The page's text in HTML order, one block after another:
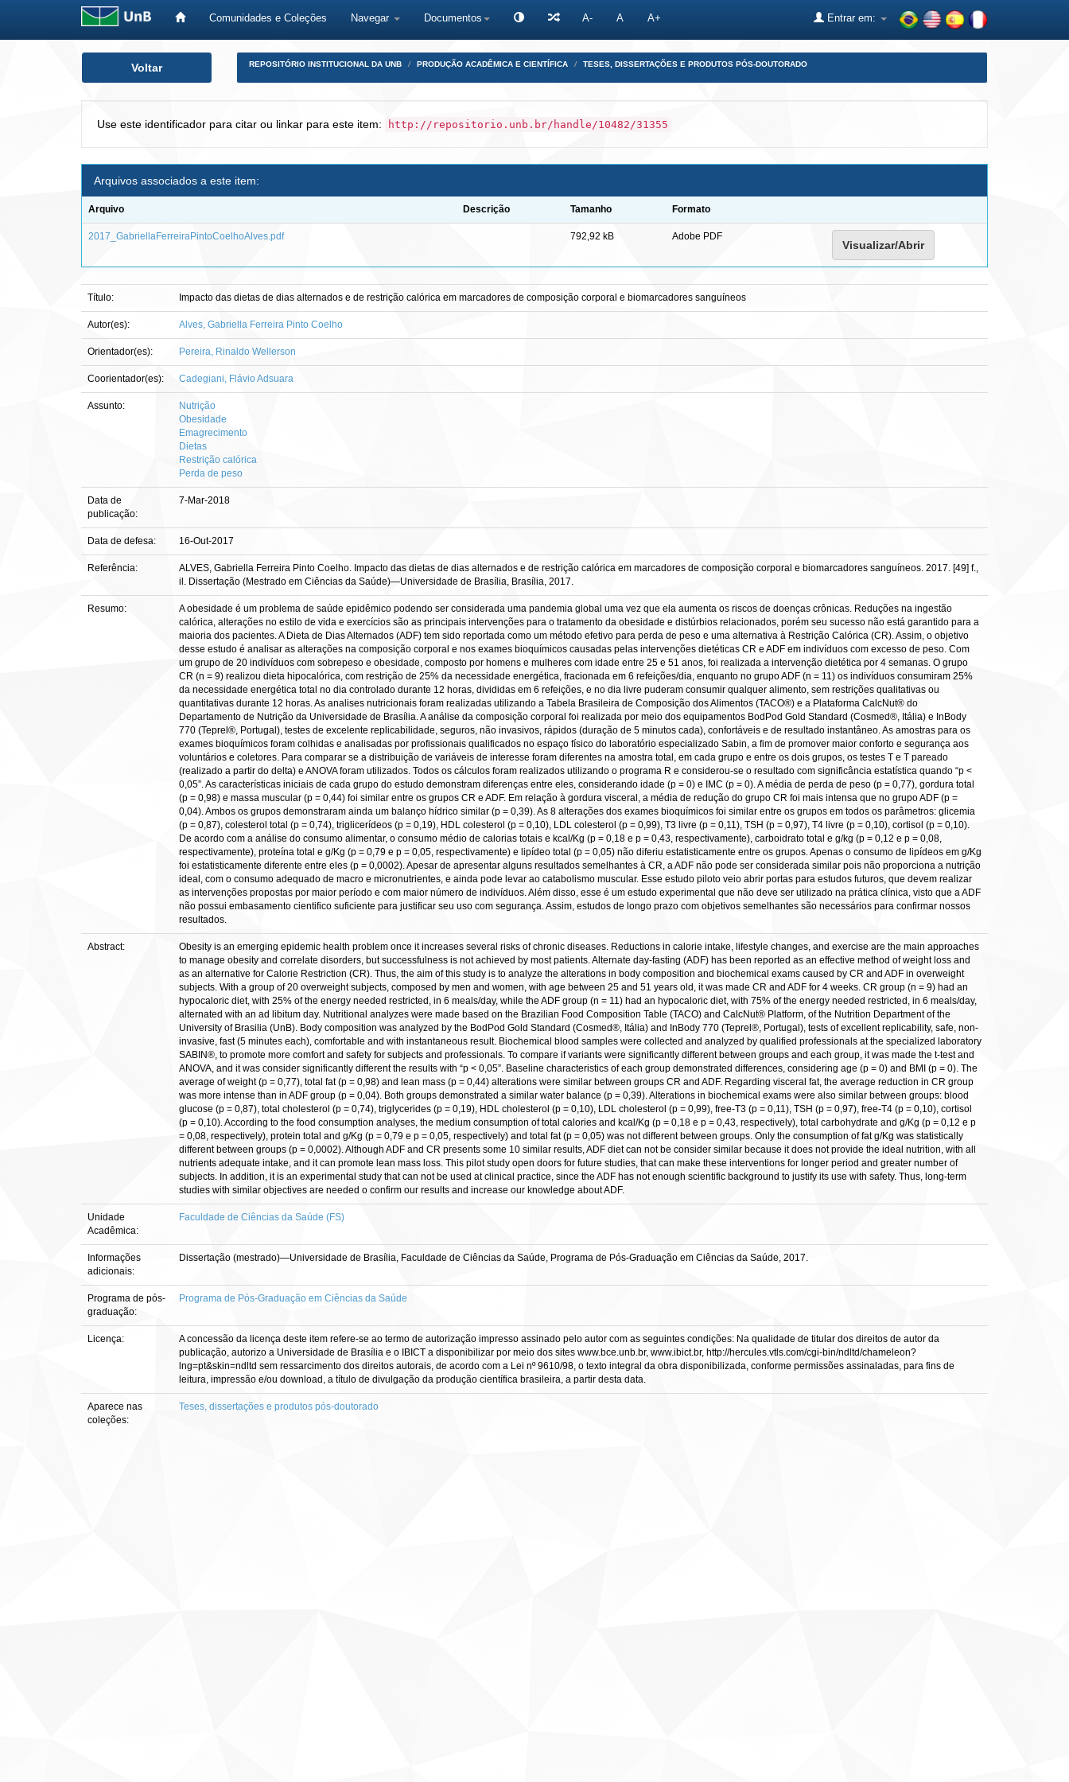
Comunidades e Coleções Navegar Documentos A- A A+ Entrar em:
Voltar REPOSITÓRIO INSTITUCIONAL DA UNB PRODUÇÃO ACADÊMICA E CIENTÍFICA TESES, DISSERTAÇÕES E PRODUTOS PÓS-DOUTORADO
Use este identificador para citar ou linkar para este item: http://repositorio.unb.br/handle/10482/31355
Arquivos associados a este item:
Arquivo Descrição Tamanho Formato
2017_GabriellaFerreiraPintoCoelhoAlves.pdf 792,92 kB Adobe PDF
Visualizar/Abrir
Título: Impacto das dietas de dias alternados e de restrição calórica em marcadores de composição corporal e biomarcadores sanguíneos
Autor(es): Alves, Gabriella Ferreira Pinto Coelho
Orientador(es): Pereira, Rinaldo Wellerson
Coorientador(es): Cadegiani, Flávio Adsuara
Assunto:
Nutrição
Obesidade
Emagrecimento
Dietas
Restrição calórica
Perda de peso
Data de
publicação:
7-Mar-2018
Data de defesa: 16-Out-2017
Referência:
ALVES, Gabriella Ferreira Pinto Coelho. Impacto das dietas de dias alternados e de restrição calórica em marcadores de composição corporal e biomarcadores sanguíneos. 2017. [49] f.,
il. Dissertação (Mestrado em Ciências da Saúde)—Universidade de Brasília, Brasília, 2017.
Resumo:
A obesidade é um problema de saúde epidêmico podendo ser considerada uma pandemia global uma vez que ela aumenta os riscos de doenças crônicas. Reduções na ingestão
calórica, alterações no estilo de vida e exercícios são as principais intervenções para o tratamento da obesidade e distúrbios relacionados, porém seu sucesso não está garantido para a
maioria dos pacientes. A Dieta de Dias Alternados (ADF) tem sido reportada como um método efetivo para perda de peso e uma alternativa à Restrição Calórica (CR). Assim, o objetivo
desse estudo é analisar as alterações na composição corporal e nos exames bioquímicos causadas pelas intervenções dietéticas CR e ADF em indivíduos com excesso de peso. Com
um grupo de 20 indivíduos com sobrepeso e obesidade, composto por homens e mulheres com idade entre 25 e 51 anos, foi realizada a intervenção dietética por 4 semanas. O grupo
CR (n = 9) realizou dieta hipocalórica, com restrição de 25% da necessidade energética, fracionada em 6 refeições/dia, enquanto no grupo ADF (n = 11) os indivíduos consumiram 25%
da necessidade energética total no dia controlado durante 12 horas, divididas em 6 refeições, e no dia livre puderam consumir qualquer alimento, sem restrições qualitativas ou
quantitativas durante 12 horas. As analises nutricionais foram realizadas utilizando a Tabela Brasileira de Composição dos Alimentos (TACO®) e a Plataforma CalcNut® do
Departamento de Nutrição da Universidade de Brasília. A análise da composição corporal foi realizada por meio dos equipamentos BodPod Gold Standard (Cosmed®, Itália) e InBody
770 (Teprel®, Portugal), testes de excelente replicabilidade, seguros, não invasivos, rápidos (duração de 5 minutos cada), confortáveis e de resultado instantâneo. As amostras para os
exames bioquímicos foram colhidas e analisadas por profissionais qualificados no espaço físico do laboratório especializado Sabin, a fim de promover maior conforto e segurança aos
voluntários e coletores. Para comparar se a distribuição de variáveis de interesse foram diferentes na amostra total, em cada grupo e entre os dois grupos, os testes T e T pareado
(realizado a partir do delta) e ANOVA foram utilizados. Todos os cálculos foram realizados utilizando o programa R e considerou-se o resultado com significância estatística quando “p <
0,05”. As características iniciais de cada grupo do estudo demonstram diferenças entre eles, considerando idade (p = 0) e IMC (p = 0). A média de perda de peso (p = 0,77), gordura total
(p = 0,98) e massa muscular (p = 0,44) foi similar entre os grupos CR e ADF. Em relação à gordura visceral, a média de redução do grupo CR foi mais intensa que no grupo ADF (p =
0,04). Ambos os grupos demonstraram ainda um balanço hídrico similar (p = 0,39). As 8 alterações dos exames bioquímicos foi similar entre os grupos em todos os parâmetros: glicemia
(p = 0,87), colesterol total (p = 0,74), triglicerídeos (p = 0,19), HDL colesterol (p = 0,10), LDL colesterol (p = 0,99), T3 livre (p = 0,11), TSH (p = 0,97), T4 livre (p = 0,10), cortisol (p = 0,10).
De acordo com a análise do consumo alimentar, o consumo médio de calorias totais e kcal/Kg (p = 0,18 e p = 0,43, respectivamente), carboidrato total e g/kg (p = 0,12 e p = 0,08,
respectivamente), proteína total e g/Kg (p = 0,79 e p = 0,05, respectivamente) e lipídeo total (p = 0,05) não diferiu estatisticamente entre os grupos. Apenas o consumo de lipídeos em g/Kg
foi estatisticamente diferente entre eles (p = 0,0002). Apesar de apresentar alguns resultados semelhantes à CR, a ADF não pode ser considerada similar pois não proporciona a nutrição
ideal, com o consumo adequado de macro e micronutrientes, e ainda pode levar ao catabolismo muscular. Esse estudo piloto veio abrir portas para estudos futuros, que devem realizar
as intervenções propostas por maior período e com maior número de indivíduos. Além disso, esse é um estudo experimental que não deve ser utilizado na prática clínica, visto que a ADF
não possui embasamento cientifico suficiente para justificar seu uso com segurança. Assim, estudos de longo prazo com objetivos semelhantes são necessários para confirmar nossos
resultados.
Abstract:
Obesity is an emerging epidemic health problem once it increases several risks of chronic diseases. Reductions in calorie intake, lifestyle changes, and exercise are the main approaches
to manage obesity and correlate disorders, but successfulness is not achieved by most patients. Alternate day-fasting (ADF) has been reported as an effective method of weight loss and
as an alternative for Calorie Restriction (CR). Thus, the aim of this study is to analyze the alterations in body composition and biochemical exams caused by CR and ADF in overweight
subjects. With a group of 20 overweight subjects, composed by men and women, with age between 25 and 51 years old, it was made CR and ADF for 4 weeks. CR group (n = 9) had an
hypocaloric diet, with 25% of the energy needed restricted, in 6 meals/day, while the ADF group (n = 11) had an hypocaloric diet, with 75% of the energy needed restricted, in 6 meals/day,
alternated with an ad libitum day. Nutritional analyzes were made based on the Brazilian Food Composition Table (TACO) and CalcNut® Platform, of the Nutrition Department of the
University of Brasilia (UnB). Body composition was analyzed by the BodPod Gold Standard (Cosmed®, Itália) and InBody 770 (Teprel®, Portugal), tests of excellent replicability, safe, non-
invasive, fast (5 minutes each), comfortable and with instantaneous result. Biochemical blood samples were collected and analyzed by qualified professionals at the specialized laboratory
SABIN®, to promote more comfort and safety for subjects and professionals. To compare if variants were significantly different between groups and each group, it was made the t-test and
ANOVA, and it was consider significantly different the results with “p < 0,05”. Baseline characteristics of each group demonstrated differences, considering age (p = 0) and BMI (p = 0). The
average of weight (p = 0,77), total fat (p = 0,98) and lean mass (p = 0,44) alterations were similar between groups CR and ADF. Regarding visceral fat, the average reduction in CR group
was more intense than in ADF group (p = 0,04). Both groups demonstrated a similar water balance (p = 0,39). Alterations in biochemical exams were also similar between groups: blood
glucose (p = 0,87), total cholesterol (p = 0,74), triglycerides (p = 0,19), HDL cholesterol (p = 0,10), LDL cholesterol (p = 0,99), free-T3 (p = 0,11), TSH (p = 0,97), free-T4 (p = 0,10), cortisol
(p = 0,10). According to the food consumption analyses, the medium consumption of total calories and kcal/Kg (p = 0,18 e p = 0,43, respectively), total carbohydrate and g/Kg (p = 0,12 e p
= 0,08, respectively), protein total and g/Kg (p = 0,79 e p = 0,05, respectively) and total fat (p = 0,05) was not different between groups. Only the consumption of fat g/Kg was statistically
different between groups (p = 0,0002). Although ADF and CR presents some 10 similar results, ADF diet can not be consider similar because it does not provide the ideal nutrition, with all
nutrients adequate intake, and it can promote lean mass loss. This pilot study open doors for future studies, that can make these interventions for longer period and greater number of
subjects. In addition, it is an experimental study that can not be used at clinical practice, since the ADF has not enough scientific background to justify its use with safety. Thus, long-term
studies with similar objectives are needed o confirm our results and increase our knowledge about ADF.
Unidade
Acadêmica:
Faculdade de Ciências da Saúde (FS)
Informações
adicionais:
Dissertação (mestrado)—Universidade de Brasília, Faculdade de Ciências da Saúde, Programa de Pós-Graduação em Ciências da Saúde, 2017.
Programa de pós-
graduação:
Programa de Pós-Graduação em Ciências da Saúde
Licença:
A concessão da licença deste item refere-se ao termo de autorização impresso assinado pelo autor com as seguintes condições: Na qualidade de titular dos direitos de autor da
publicação, autorizo a Universidade de Brasília e o IBICT a disponibilizar por meio dos sites www.bce.unb.br, www.ibict.br, http://hercules.vtls.com/cgi-bin/ndltd/chameleon?
lng=pt&skin=ndltd sem ressarcimento dos direitos autorais, de acordo com a Lei nº 9610/98, o texto integral da obra disponibilizada, conforme permissões assinaladas, para fins de
leitura, impressão e/ou download, a título de divulgação da produção científica brasileira, a partir desta data.
Aparece nas
coleções:
Teses, dissertações e produtos pós-doutorado